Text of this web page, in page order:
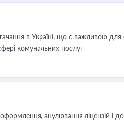
в Україні, що є важливою для
комунальних послуг
анулювання ліцензій і